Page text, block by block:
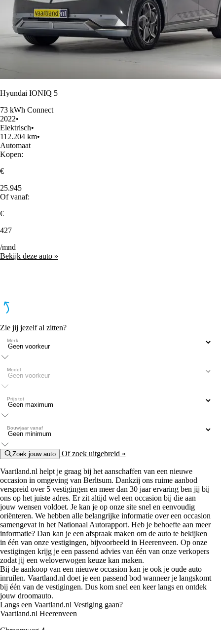
Hyundai IONIQ 5
73 kWh Connect
2022•
Elektrisch•
112.204 km•
Automaat
Kopen:
€
25.945
Of vanaf:
€
427
/mnd
Bekijk deze auto »
Zie jij jezelf al zitten?
Merk
Model
Prijs tot
Bouwjaar vanaf
Zoek jouw auto Of zoek uitgebreid »
Vaartland.nl helpt je graag bij het aanschaffen van een nieuwe
occasion in omgeving van Berltsum. Dankzij ons ruime aanbod
verspreid over 5 vestigingen en meer dan 30 jaar ervaring ben jij bij
ons op het juiste adres. Er zit altijd wel een occasion bij die aan
jouw wensen voldoet. Je kan je op onze site snel en eenvoudig
oriënteren. We hebben alle belangrijke informatie over een occasion
samengevat in het Nationaal Autorapport. Heb je behoefte aan meer
informatie? Dan kan je een afspraak maken om de auto te bekijken
in één van onze vestigingen, bijvoorbeeld in Heerenveen. Op onze
vestigingen krijg je een passend advies van één van onze verkopers
zodat jij een weloverwogen keuze kan maken.
Bij de aankoop van een nieuwe occasion kan je ook je oude auto
inruilen. Vaartland.nl doet je een passend bod wanneer je langskomt
bij één van de vestigingen. Dus kom snel een keer langs en ontdek
jouw droomauto.
Langs een Vaartland.nl Vestiging gaan?
Vaartland.nl Heerenveen